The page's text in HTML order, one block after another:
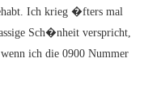
Ich krieg �fters mal
Sch�nheit verspricht,
ich die 0900 Nummer